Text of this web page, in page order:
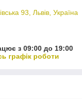
93, Львів, Україна
з 09:00 до 19:00
графік роботи